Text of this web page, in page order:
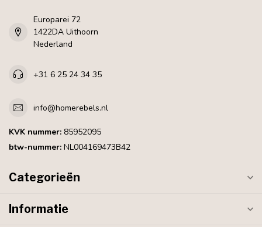
Europarei 72
1422DA Uithoorn
Nederland
+31 6 25 24 34 35
info@homerebels.nl
KVK nummer: 85952095
btw-nummer: NL004169473B42
Categorieën
Informatie